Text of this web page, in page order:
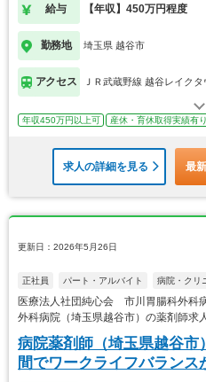
給与 【年収】450万円程度
勤務地 埼玉県 越谷市
アクセス ＪＲ武蔵野線 越谷レイクタ
年収450万円以上可 産休・育休取得実績有り
求人の詳細を見る 最
更新日：2026年5月26日
正社員 パート・アルバイト 病院・クリ
医療法人社団純心会 市川胃腸科外科
外科病院（埼玉県越谷市）の薬剤師求人
病院薬剤師（埼玉県越谷市
間でワークライフバランス